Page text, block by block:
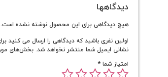
دیدگاهها
هیچ دیدگاهی برای این محصول نوشته نشده است.
اولین نفری باشید که دیدگاهی را ارسال می کنید برای “قابلمه
نشانی ایمیل شما منتشر نخواهد شد. بخش‌های
امتیاز شما *